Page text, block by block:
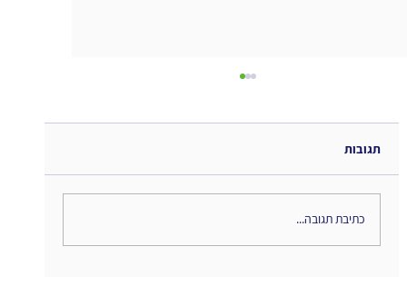
תגובות
כתיבת תגובה...